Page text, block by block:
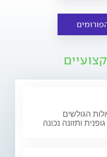
הגולשים
ותזונה נכונה